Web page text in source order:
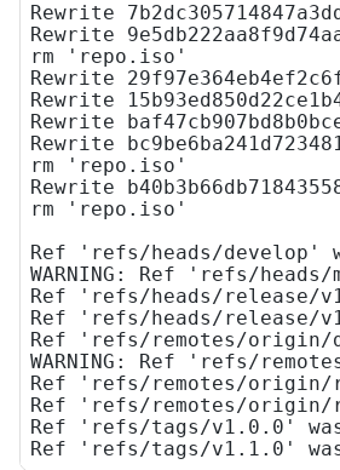
Rewrite
Rewrite
rm 'repo.iso'
Rewrite
Rewrite
Rewrite
Rewrite
rm 'repo.iso'
Rewrite
rm 'repo.iso'
Ref 'refs/heads/develop'
WARNING: Ref 'refs/
Ref 'refs/heads/release/
Ref 'refs/heads/release/
Ref 'refs/remotes/origin/
WARNING: Ref 'refs/
Ref 'refs/remotes/origin/
Ref 'refs/remotes/origin/
Ref 'refs/tags/v1.0.0'
Ref 'refs/tags/v1.1.0'